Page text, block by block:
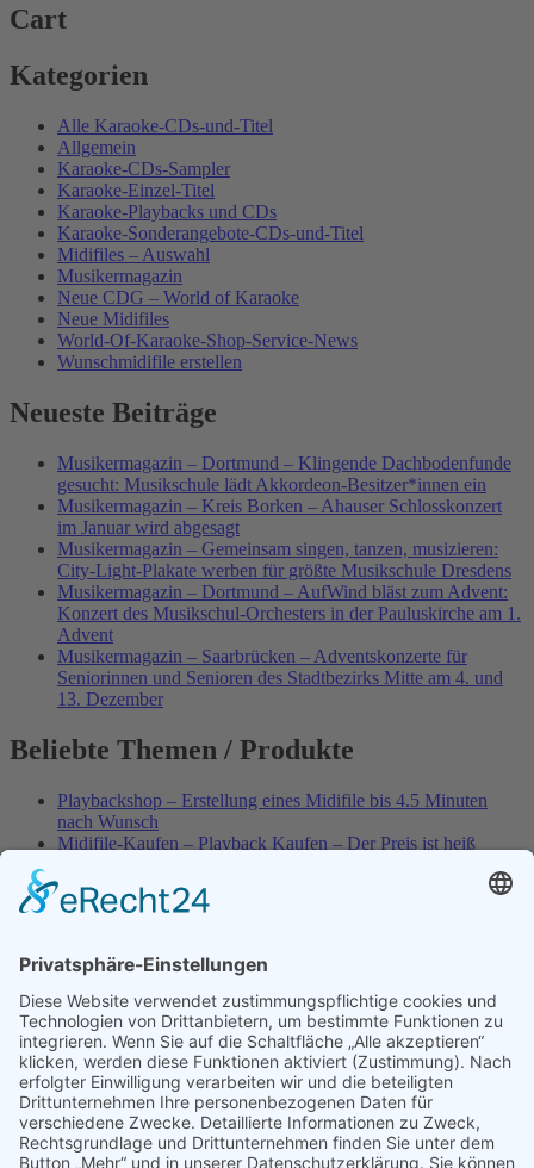
Cart
Kategorien
Alle Karaoke-CDs-und-Titel
Allgemein
Karaoke-CDs-Sampler
Karaoke-Einzel-Titel
Karaoke-Playbacks und CDs
Karaoke-Sonderangebote-CDs-und-Titel
Midifiles – Auswahl
Musikermagazin
Neue CDG – World of Karaoke
Neue Midifiles
World-Of-Karaoke-Shop-Service-News
Wunschmidifile erstellen
Neueste Beiträge
Musikermagazin – Dortmund – Klingende Dachbodenfunde
gesucht: Musikschule lädt Akkordeon-Besitzer*innen ein
Musikermagazin – Kreis Borken – Ahauser Schlosskonzert
im Januar wird abgesagt
Musikermagazin – Gemeinsam singen, tanzen, musizieren:
City-Light-Plakate werben für größte Musikschule Dresdens
Musikermagazin – Dortmund – AufWind bläst zum Advent:
Konzert des Musikschul-Orchesters in der Pauluskirche am 1.
Advent
Musikermagazin – Saarbrücken – Adventskonzerte für
Seniorinnen und Senioren des Stadtbezirks Mitte am 4. und
13. Dezember
Beliebte Themen / Produkte
Playbackshop – Erstellung eines Midifile bis 4.5 Minuten
nach Wunsch
Midifile-Kaufen – Playback Kaufen – Der Preis ist heiß
Best of Karaoke – Roy Black – Playbacks – Absolute Rarität
World-of-Karaoke – Midifiles kaufen – Ich baue Dein
Playbackshop – Erstellung eines Wunschmidifile bis 3.5
Minuten
10 Spanische All-TIME Sommerhits als Karaoke-Playbacks –
Absolute Klassiker
Playbackshop – Erstellung eines Wunschmidifile bis 3.0
Minuten
Dein AKTUELLER Warenkorb
Versandkosten
Widerruf